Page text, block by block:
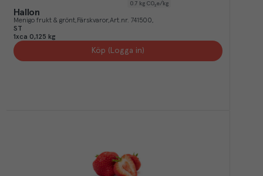
0.7 kg CO₂e/kg
Hallon
Menigo frukt & grönt Färskvaror Art.nr. 741500
ST
1xca 0,125 kg
Köp (Logga in)